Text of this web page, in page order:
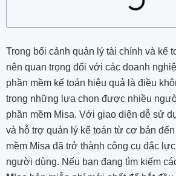
Trong bối cảnh quản lý tài chính và kế
nên quan trọng đối với các doanh
phần mềm kế toán hiệu quả là điều
trong những lựa chọn được nhiều
phần mềm Misa. Với giao diện dễ sử
và hỗ trợ quản lý kế toán từ cơ bản
mềm Misa đã trở thành công cụ đắc
người dùng. Nếu bạn đang tìm kiếm